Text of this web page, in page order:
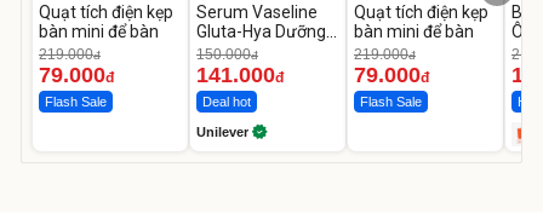
Quạt tích điện kẹp
bàn mini để bàn
219.000đ
79.000đ
Flash Sale
Serum Vaseline
Gluta-Hya Dưỡng
Da Sáng Mịn Sau 7
Ngày
150.000đ
141.000đ
Deal hot
Unilever
Quạt tích điện kẹp
bàn mini để bàn
219.000đ
79.000đ
Flash Sale
Ô
Hot